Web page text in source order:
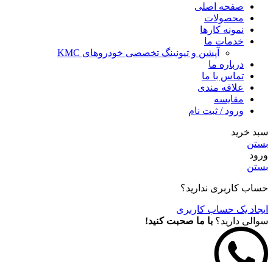
صفحه اصلی
محصولات
نمونه کارها
خدمات ما
آپشن و تیونینگ تخصصی خودروهای KMC
درباره ما
تماس با ما
علاقه مندی
مقايسه
ورود / ثبت نام
سبد خرید
بستن
ورود
بستن
حساب کاربری ندارید؟
ایجاد یک حساب کاربری
سوالی دارید؟ با ما صحبت کنید!